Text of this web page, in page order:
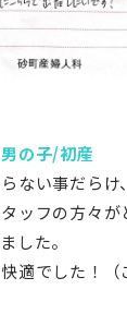
の子/初産
ない事だらけ
ッフの方々が
した。
適でした！